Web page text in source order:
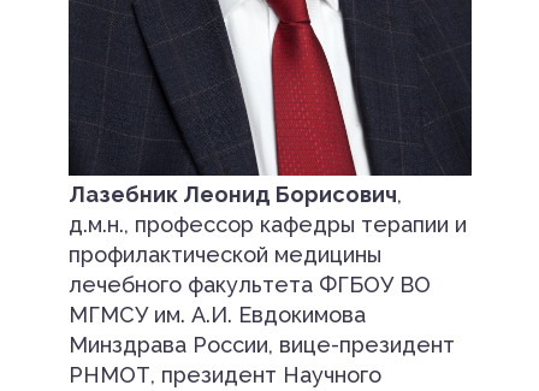
Лазебник Леонид Борисович,
д.м.н., профессор кафедры терапии и
профилактической медицины
лечебного факультета ФГБОУ ВО
МГМСУ им. А.И. Евдокимова
Минздрава России, вице-президент
РНМОТ, президент Научного